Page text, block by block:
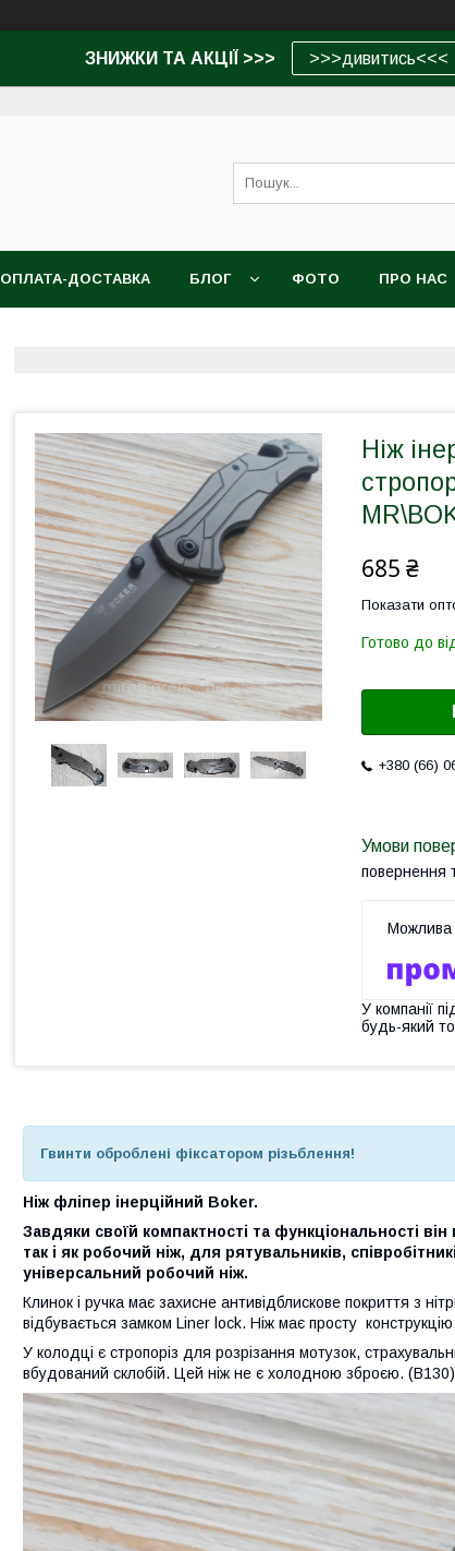
ЗНИЖКИ ТА АКЦІЇ >>> >>>дивитись<<<
ОПЛАТА-ДОСТАВКА БЛОГ ФОТО ПРО НАС
Ніж
685 ₴
Показати
Готово до
+380 (66)
повернення
У компанії
будь-який
Гвинти оброблені фіксатором різьблення!
Ніж фліпер інерційний Boker.
Завдяки своїй компактності та функціональності
так і як робочий ніж, для рятувальників,
універсальний робочий ніж.
Клинок і ручка має захисне антивідблискове покриття з
відбувається замком Liner lock. Ніж має просту
У колодці є стропоріз для розрізання мотузок,
вбудований склобій. Цей ніж не є холодною зброєю. (B130)